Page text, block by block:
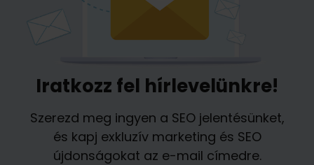
Iratkozz fel hírlevelünkre!
Szerezd meg ingyen a SEO jelentésünket,
és kapj exkluzív marketing és SEO
újdonságokat az e-mail címedre.